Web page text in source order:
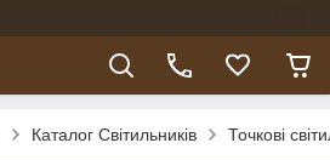
Каталог Світильників Точкові